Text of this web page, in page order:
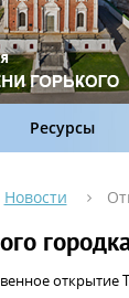
Ресурсы
Новости
открытие